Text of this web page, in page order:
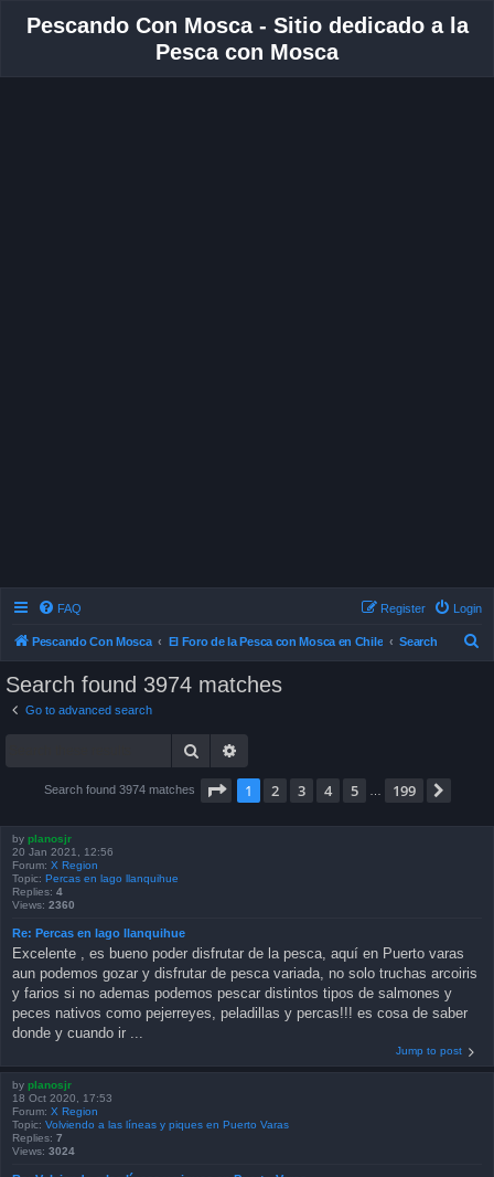
Pescando Con Mosca - Sitio dedicado a la
Pesca con Mosca
FAQ Login
Register
Pescando Con Mosca El Foro de la Pesca con Mosca en Chile Search
Search found 3974 matches
Go to advanced search
Search
Search found 3974 matches Page 1of 199
1 2 3 4 5 199
by planosjr
20 Jan 2021, 12:56
Forum: X Region
Topic: Percas en lago llanquihue
Replies: 4
Views: 2360
Re: Percas en lago llanquihue
Excelente , es bueno poder disfrutar de la pesca, aquí en Puerto varas
aun podemos gozar y disfrutar de pesca variada, no solo truchas arcoiris
y farios si no ademas podemos pescar distintos tipos de salmones y
peces nativos como pejerreyes, peladillas y percas!!! es cosa de saber
donde y cuando ir ...
Jump to post
by planosjr
18 Oct 2020, 17:53
Forum: X Region
Topic: Volviendo a las líneas y piques en Puerto Varas
Replies: 7
Views: 3024